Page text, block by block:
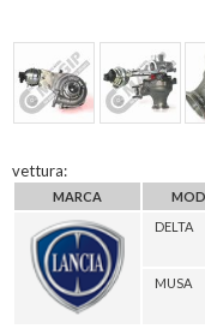
vettura:
MARCA
DELTA
MUSA